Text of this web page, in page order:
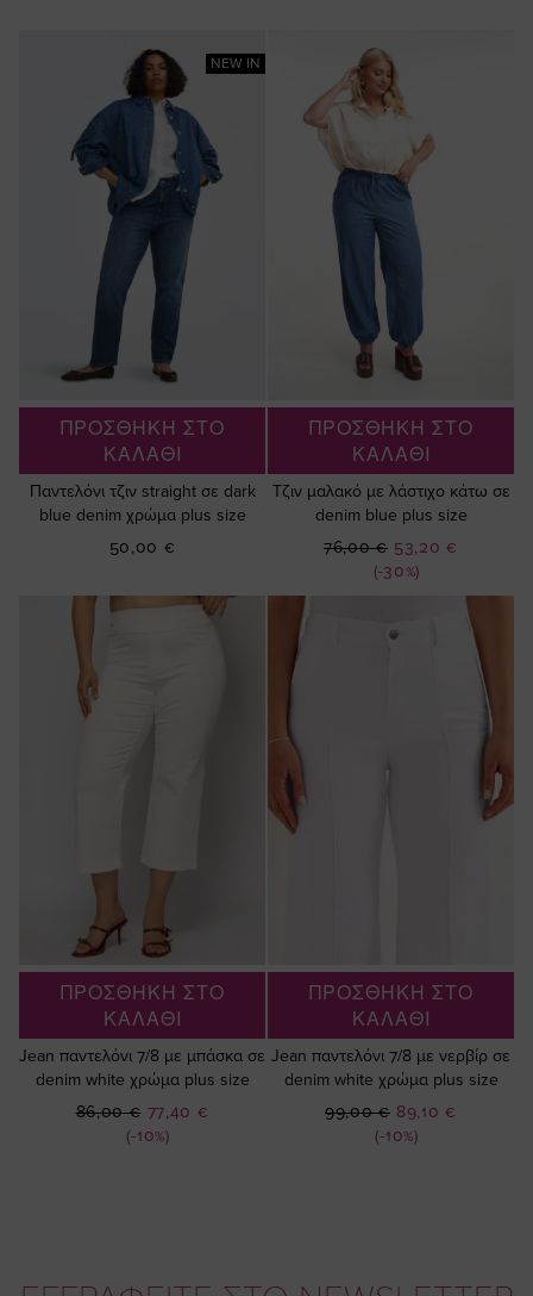
NEW IN
ΠΡΟΣΘΗΚΗ ΣΤΟ
ΚΑΛΑΘΙ
Παντελόνι τζιν straight σε dark
blue denim χρώμα plus size
50,00 €
ΠΡΟΣΘΗΚΗ ΣΤΟ
ΚΑΛΑΘΙ
Τζιν μαλακό με λάστιχο κάτω σε
denim blue plus size
(-30%)
Ειδική
Τιμή
53,20 €
76,00 €
ΠΡΟΣΘΗΚΗ ΣΤΟ
ΚΑΛΑΘΙ
Jean παντελόνι 7/8 με μπάσκα σε
denim white χρώμα plus size
(-10%)
Ειδική
Τιμή
77,40 €
86,00 €
ΠΡΟΣΘΗΚΗ ΣΤΟ
ΚΑΛΑΘΙ
Jean παντελόνι 7/8 με νερβίρ σε
denim white χρώμα plus size
(-10%)
Ειδική
Τιμή
89,10 €
99,00 €